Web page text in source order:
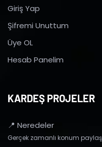
Giriş Yap
Şifremi Unuttum
Üye OL
Hesab Panelim
KARDEŞ PROJELER
📍 Neredeler
Gerçek zamanlı konum